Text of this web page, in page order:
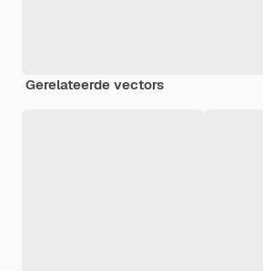
Gerelateerde vectors